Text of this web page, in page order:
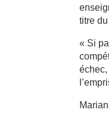
titre
« Si